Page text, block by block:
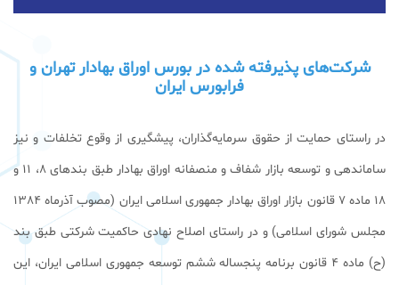
شرکت‌های پذیرفته شده در بورس اوراق بهادار تهران و
فرابورس ایران
در راستای حمایت از حقوق سرمایه‌گذاران، پیشگیری از وقوع تخلفات و نیز
ساماندهی و توسعه بازار شفاف و منصفانه اوراق بهادار طبق بندهای 8، 11 و
18 ماده 7 قانون بازار اوراق بهادار جمهوری اسلامی ایران (مصوب آذرماه 1384
مجلس شورای اسلامی) و در راستای اصلاح نهادی حاکمیت شرکتی طبق بند
(ح) ماده 4 قانون برنامه پنجساله ششم توسعه جمهوری اسلامی ایران، اين